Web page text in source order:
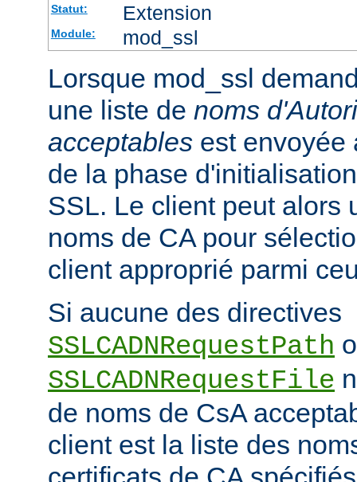
Statut: Extension
Module: mod_ssl
Lorsque mod_ssl
une liste de noms
acceptables est envoyée
de la phase
SSL. Le client peut alors
noms de CA pour
client approprié parmi
Si aucune des directives
SSLCADNRequestPath
SSLCADNRequestFile
de noms de CsA
client est la liste des